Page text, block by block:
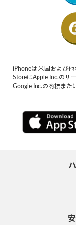
iPhoneは 米国および
StoreはApple Inc.のサ
Google Inc.の商標また